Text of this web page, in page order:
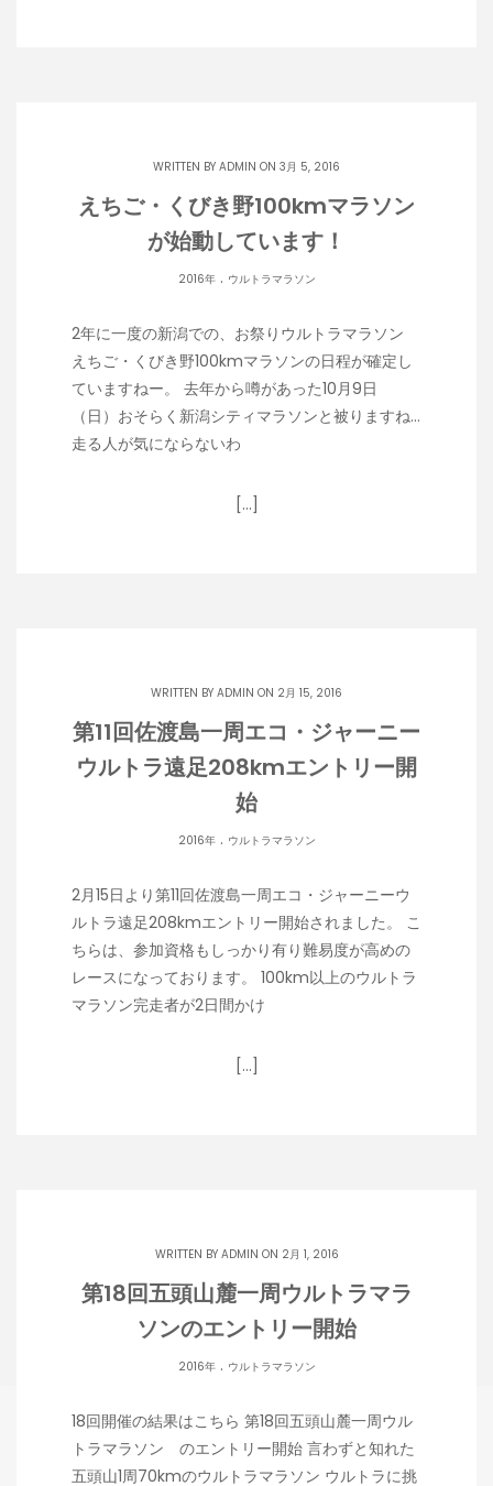
WRITTEN BY ADMIN ON 3月 5, 2016
えちご・くびき野100kmマラソン
が始動しています！
2016年. ウルトラマラソン
2年に一度の新潟での、お祭りウルトラマラソン
えちご・くびき野100kmマラソンの日程が確定し
ていますねー。 去年から噂があった10月9日
（日）おそらく新潟シティマラソンと被りますね…
走る人が気にならないわ
[…]
WRITTEN BY ADMIN ON 2月 15, 2016
第11回佐渡島一周エコ・ジャーニー
ウルトラ遠足208kmエントリー開
始
2016年. ウルトラマラソン
2月15日より第11回佐渡島一周エコ・ジャーニーウ
ルトラ遠足208kmエントリー開始されました。 こ
ちらは、参加資格もしっかり有り難易度が高めの
レースになっております。 100km以上のウルトラ
マラソン完走者が2日間かけ
[…]
WRITTEN BY ADMIN ON 2月 1, 2016
第18回五頭山麓一周ウルトラマラ
ソンのエントリー開始
2016年. ウルトラマラソン
18回開催の結果はこちら 第18回五頭山麓一周ウル
トラマラソン のエントリー開始 言わずと知れた
五頭山1周70kmのウルトラマラソン ウルトラに挑